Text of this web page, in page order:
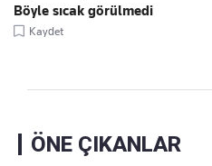
Böyle sıcak görülmedi
Kaydet
ÖNE ÇIKANLAR